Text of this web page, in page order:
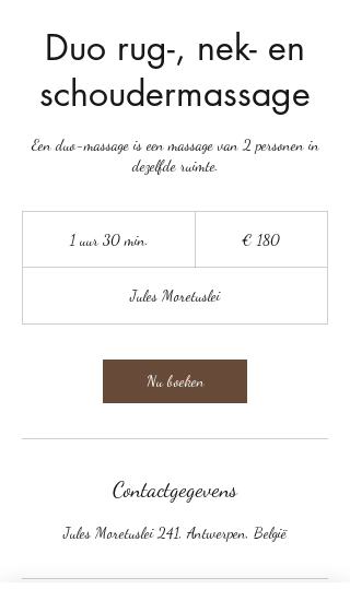
Duo rug-, nek- en
schoudermassage
Een duo-massage is een massage van 2 personen in
dezelfde ruimte.
1 uur 30 min.
3
0
i
n
.
€ 180
Jules Moretuslei
Nu boeken
Contactgegevens
Jules Moretuslei 241, Antwerpen, België